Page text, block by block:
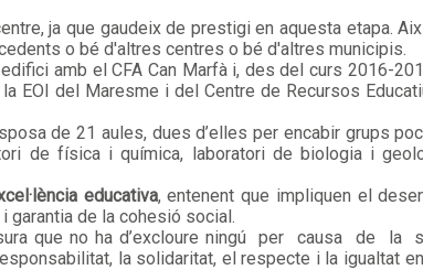
ja que gaudeix de prestigi en aquesta etapa.
o bé d'altres centres o bé d'altres municipis.
amb el CFA Can Marfà i, des del curs 2016-
EOI del Maresme i del Centre de Recursos
de 21 aules, dues d’elles per encabir grups
de física i química, laboratori de biologia i
educativa, entenent que impliquen el
garantia de la cohesió social.
que no ha d’excloure ningú per causa de
la solidaritat, el respecte i la igualtat